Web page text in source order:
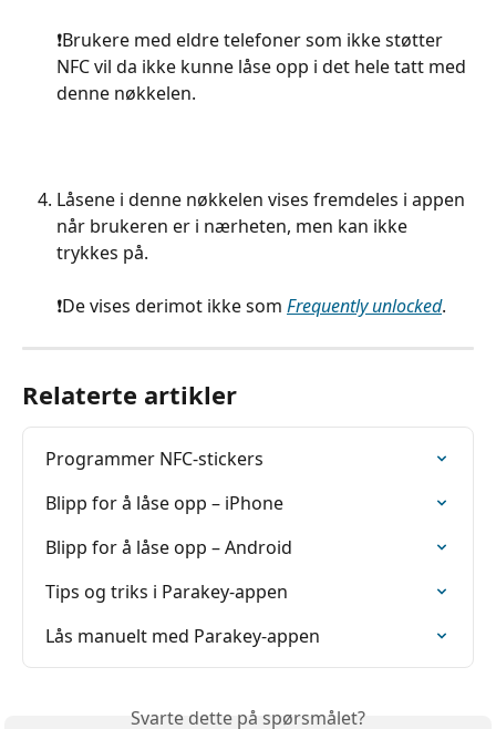
❗️Brukere med eldre telefoner som ikke støtter
NFC vil da ikke kunne låse opp i det hele tatt med
denne nøkkelen.
Låsene i denne nøkkelen vises fremdeles i appen
når brukeren er i nærheten, men kan ikke
trykkes på.
❗️De vises derimot ikke som Frequently unlocked.
Relaterte artikler
Programmer NFC-stickers
Blipp for å låse opp – iPhone
Blipp for å låse opp – Android
Tips og triks i Parakey-appen
Lås manuelt med Parakey-appen
Svarte dette på spørsmålet?